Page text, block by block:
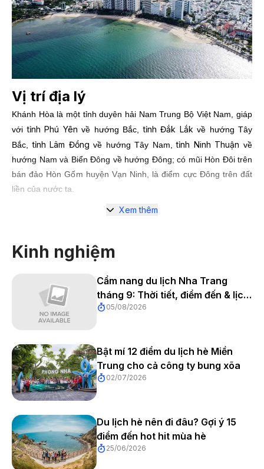
Vị trí địa lý
Khánh Hòa là một tỉnh duyên hải Nam Trung Bộ Việt Nam, giáp
vớitỉnh Phú Yên về hướng Bắc,tỉnh Đắk Lắkvề hướng Tây
Bắc,tỉnh Lâm Đồng về hướng Tây Nam,tỉnh Ninh Thuận về
hướng Nam và Biển Đông về hướng Đông; có mũi Hòn Ðôi trên
bán đảo Hòn Gốm huyện Vạn Ninh, là điểm cực Ðông trên đất
liền của nước ta.
Xem thêm
Kinh nghiệm
Cẩm nang du lịch Nha Trang
tháng 9: Thời tiết, điểm đến & lịch
trình 202t
05/08/2026
Bật mí 12 điểm du lịch hè Miền
Trung cho cả công ty bung xõa
02/07/2026
Du lịch hè nên đi đâu? Gợi ý 15
điểm đến hot hit mùa hè
25/06/2026